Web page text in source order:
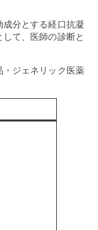
分とする経口抗凝
て、医師の診断と
ジェネリック医薬